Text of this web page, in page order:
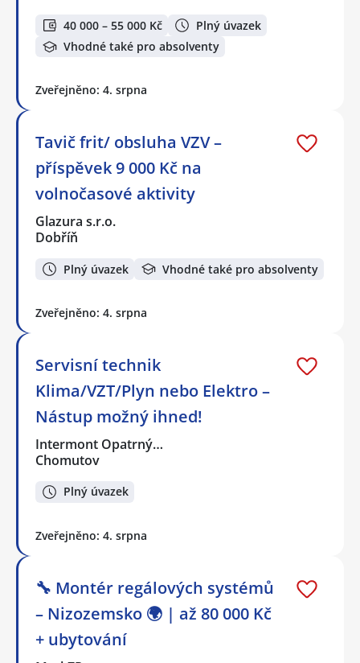
40 000 – 55 000 Kč
Plný úvazek
Vhodné také pro absolventy
Zveřejněno: 4. srpna
Tavič frit/ obsluha VZV –
příspěvek 9 000 Kč na
volnočasové aktivity
Glazura s.r.o.
Dobříň
Plný úvazek Vhodné také pro absolventy
Zveřejněno: 4. srpna
Servisní technik
Klima/VZT/Plyn nebo Elektro –
Nástup možný ihned!
Intermont Opatrný…
Chomutov
Plný úvazek
Zveřejněno: 4. srpna
🔧 Montér regálových systémů
– Nizozemsko 🌍 | až 80 000 Kč
+ ubytování